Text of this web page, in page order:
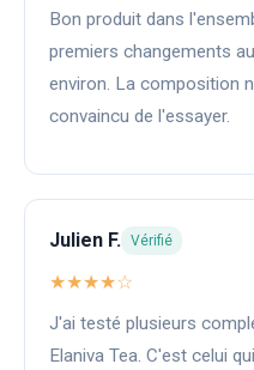
Bon produit dans
premiers changements
environ. La composition
convaincu de l'essayer.
Julien F. Vérifié
★★★★☆
J'ai testé plusieurs
Elaniva Tea. C'est celui